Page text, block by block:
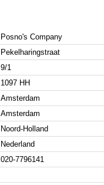
Posno's Company
Pekelharingstraat
9/1
1097 HH
Amsterdam
Amsterdam
Noord-Holland
Nederland
020-7796141